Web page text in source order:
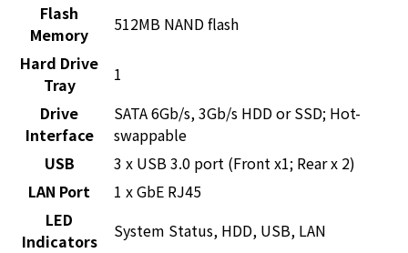
Flash
Memory
512MB NAND flash
Hard Drive
Tray
1
Drive
Interface
SATA 6Gb/s, 3Gb/s HDD or SSD; Hot-
swappable
USB
3 x USB 3.0 port (Front x1; Rear x 2)
LAN Port
1 x GbE RJ45
LED
Indicators
System Status, HDD, USB, LAN